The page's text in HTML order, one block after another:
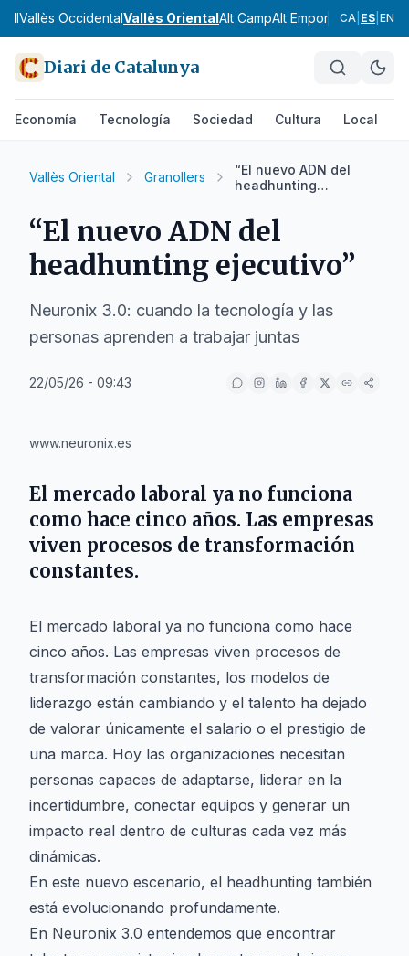
Vallès OccidentalVallès OrientalAlt CampAlt EmpordàAlt
CA ES EN
Diari de Catalunya
Economía Tecnología Sociedad Cultura Local
Vallès Oriental Granollers
“El nuevo ADN del
headhunting
“El nuevo ADN del
headhunting ejecutivo”
Neuronix 3.0: cuando la tecnología y las
personas aprenden a trabajar juntas
22/05/26 - 09:43
www.neuronix.es
El mercado laboral ya no funciona
como hace cinco años. Las empresas
viven procesos de transformación
constantes.
El mercado laboral ya no funciona como hace
cinco años. Las empresas viven procesos de
transformación constantes, los modelos de
liderazgo están cambiando y el talento ha dejado
de valorar únicamente el salario o el prestigio de
una marca. Hoy las organizaciones necesitan
personas capaces de adaptarse, liderar en la
incertidumbre, conectar equipos y generar un
impacto real dentro de culturas cada vez más
dinámicas.
En este nuevo escenario, el headhunting también
está evolucionando profundamente.
En Neuronix 3.0 entendemos que encontrar